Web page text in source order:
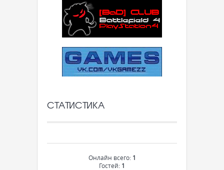
СТАТИСТИКА
Онлайн всего: 1
Гостей: 1